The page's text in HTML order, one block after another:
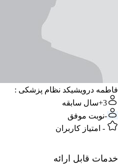
فاطمه درویشیکد نظام پزشکی :
3+ سال سابقه
-نوبت موفق
- امتیاز کاربران
خدمات قابل ارائه